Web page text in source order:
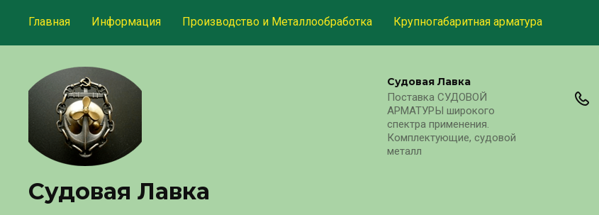
Главная Информация Производство и Металлообработка Крупногабаритная арматура
Судовая Лавка
Судовая Лавка
Поставка СУДОВОЙ
АРМАТУРЫ широкого
спектра применения.
Комплектующие, судовой
металл